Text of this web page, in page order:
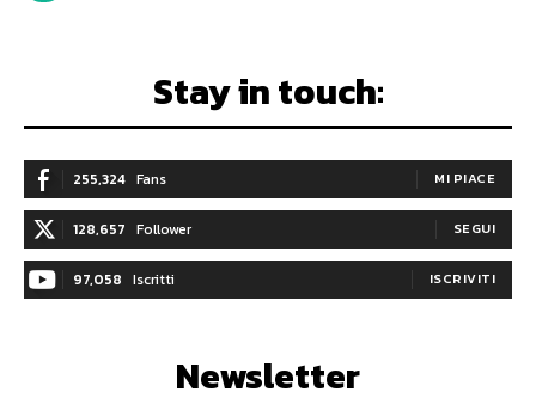
Stay in touch:
255,324 Fans MI PIACE
128,657 Follower SEGUI
97,058 Iscritti ISCRIVITI
Newsletter